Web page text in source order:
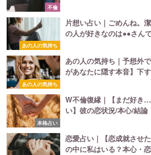
不倫
あの人の気持ち
片想い占い｜ごめんね。
の人が好きなのは●●さんで
あの人の気持ち
あの人の気持ち｜予想外
があなたに隠す本音】下
本格占い
W不倫復縁｜【まだ好き
い】彼の恋状況/本心/結論
恋愛占い｜【恋成就させ
の中に私はいる？本心・